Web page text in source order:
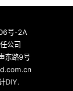
号-2A
公司
东路9号
DIY.